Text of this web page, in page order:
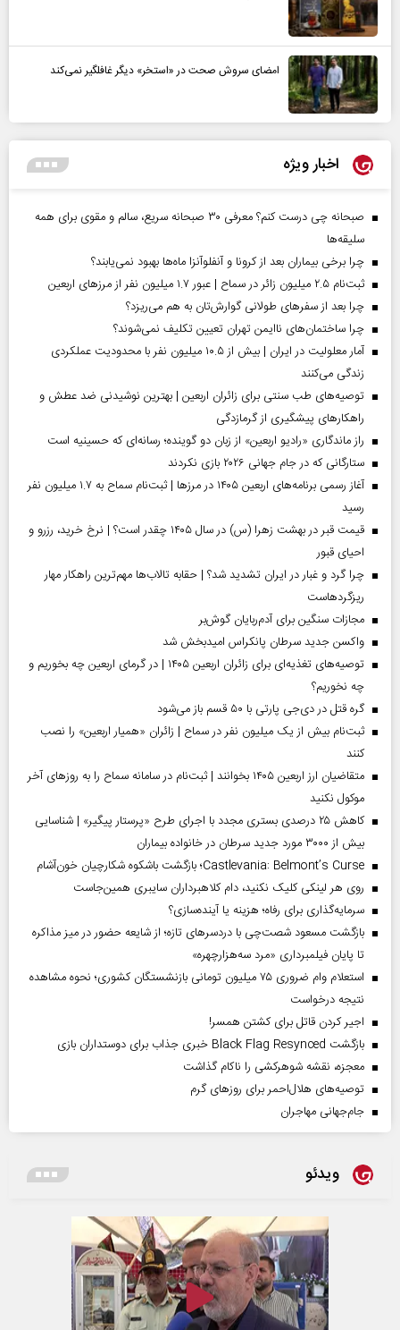
امضای سروش صحت در «استخر» دیگر غافلگیر نمی‌کند
اخبار ویژه
صبحانه چی درست کنم؟ معرفی ۳۰ صبحانه سریع، سالم و مقوی برای همه
سلیقه‌ها
چرا برخی بیماران بعد از کرونا و آنفلوآنزا ماه‌ها بهبود نمی‌یابند؟
ثبت‌نام ۲.۵ میلیون زائر در سماح | عبور ۱.۷ میلیون نفر از مرز‌های اربعین
چرا بعد از سفرهای طولانی گوارش‌تان به هم می‌ریزد؟
چرا ساختمان‌های ناایمن تهران تعیین تکلیف نمی‌شوند؟
آمار معلولیت در ایران | بیش از ۱۰.۵ میلیون نفر با محدودیت عملکردی
زندگی می‌کنند
توصیه‌های طب سنتی برای زائران اربعین | بهترین نوشیدنی ضد عطش و
راهکارهای پیشگیری از گرمازدگی
راز ماندگاری «رادیو اربعین» از زبان دو گوینده؛ رسانه‌ای که حسینیه است
ستارگانی که در جام جهانی ۲۰۲۶ بازی نکردند
آغاز رسمی برنامه‌های اربعین ۱۴۰۵ در مرز‌ها | ثبت‌نام سماح به ۱.۷ میلیون نفر
رسید
قیمت قبر در بهشت زهرا (س) در سال ۱۴۰۵ چقدر است؟ | نرخ خرید، رزرو و
احیای قبور
چرا گرد و غبار در ایران تشدید شد؟ | حقابه تالاب‌ها مهم‌ترین راهکار مهار
ریزگردهاست
مجازات سنگین برای آدم‌ربایان گوش‌بر
واکسن جدید سرطان پانکراس امیدبخش شد
توصیه‌های تغذیه‌ای برای زائران اربعین ۱۴۰۵ | در گرمای اربعین چه بخوریم و
چه نخوریم؟
گره قتل در دی‌جی پارتی با ۵۰ قسم باز می‌شود
ثبت‌نام بیش از یک میلیون نفر در سماح | زائران «همیار اربعین» را نصب
کنند
متقاضیان ارز اربعین ۱۴۰۵ بخوانند | ثبت‌نام در سامانه سماح را به روز‌های آخر
موکول نکنید
کاهش ۲۵ درصدی بستری مجدد با اجرای طرح «پرستار پیگیر» | شناسایی
بیش از ۳۰۰۰ مورد جدید سرطان در خانواده بیماران
Castlevania: Belmont’s Curse؛ بازگشت باشکوه شکارچیان خون‌آشام
روی هر لینکی کلیک نکنید، دام کلاهبرداران سایبری همین‌جاست
سرمایه‌گذاری برای رفاه؛ هزینه یا آینده‌سازی؟
بازگشت مسعود شصت‌چی با دردسر‌های تازه؛ از شایعه حضور در میز مذاکره
تا پایان فیلمبرداری «مرد سه‌هزارچهره»
استعلام وام ضروری ۷۵ میلیون تومانی بازنشستگان کشوری؛ نحوه مشاهده
نتیجه درخواست
اجیر کردن قاتل برای کشتن همسر!
بازگشت Black Flag Resynced خبری جذاب برای دوستداران بازی
معجزه، نقشه شوهرکشی را ناکام گذاشت
توصیه‌های هلال‌احمر برای روز‌های گرم
جام‌جهانی مهاجران
ویدئو